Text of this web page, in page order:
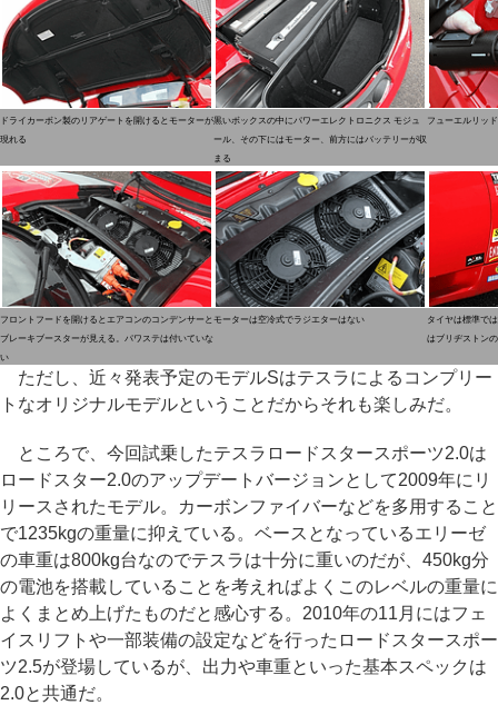
ドライカーボン製のリアゲートを開けるとモーターが
現れる
黒いボックスの中にパワーエレクトロニクス モジュ
ール、その下にはモーター、前方にはバッテリーが収
まる
フューエルリッ
フロントフードを開けるとエアコンのコンデンサーと
ブレーキブースターが見える。パワステは付いていな
い
モーターは空冷式でラジエターはない
タイヤは標準で
はブリヂストン
ただし、近々発表予定のモデルSはテスラによるコンプリー
トなオリジナルモデルということだからそれも楽しみだ。
ところで、今回試乗したテスラロードスタースポーツ2.0は
ロードスター2.0のアップデートバージョンとして2009年にリ
リースされたモデル。カーボンファイバーなどを多用すること
で1235kgの重量に抑えている。ベースとなっているエリーゼ
の車重は800kg台なのでテスラは十分に重いのだが、450kg分
の電池を搭載していることを考えればよくこのレベルの重量に
よくまとめ上げたものだと感心する。2010年の11月にはフェ
イスリフトや一部装備の設定などを行ったロードスタースポー
ツ2.5が登場しているが、出力や車重といった基本スペックは
2.0と共通だ。